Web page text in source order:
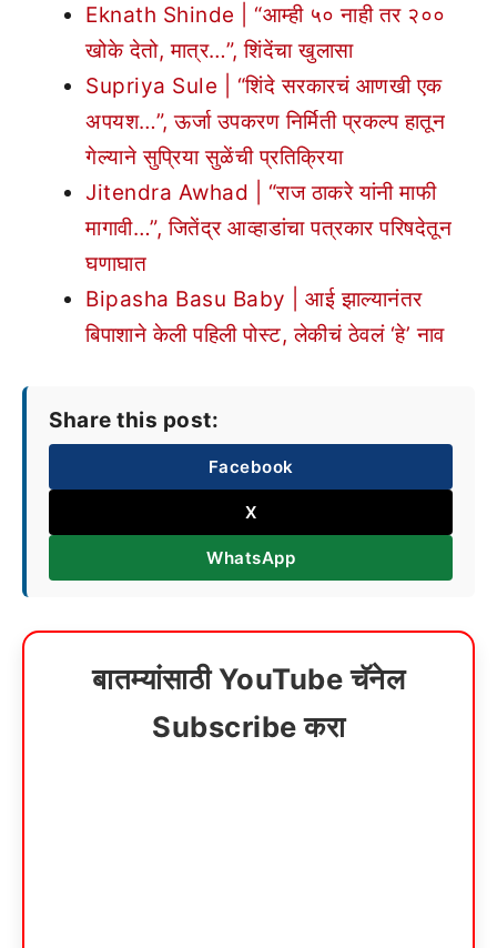
Eknath Shinde | “आम्ही ५० नाही तर २००
खोके देतो, मात्र…”, शिंदेंचा खुलासा
Supriya Sule | “शिंदे सरकारचं आणखी एक
अपयश…”, ऊर्जा उपकरण निर्मिती प्रकल्प हातून
गेल्याने सुप्रिया सुळेंची प्रतिक्रिया
Jitendra Awhad | “राज ठाकरे यांनी माफी
मागावी…”, जितेंद्र आव्हाडांचा पत्रकार परिषदेतून
घणाघात
Bipasha Basu Baby | आई झाल्यानंतर
बिपाशाने केली पहिली पोस्ट, लेकीचं ठेवलं ‘हे’ नाव
Share this post:
Facebook
X
WhatsApp
बातम्यांसाठी YouTube चॅनेल
Subscribe करा